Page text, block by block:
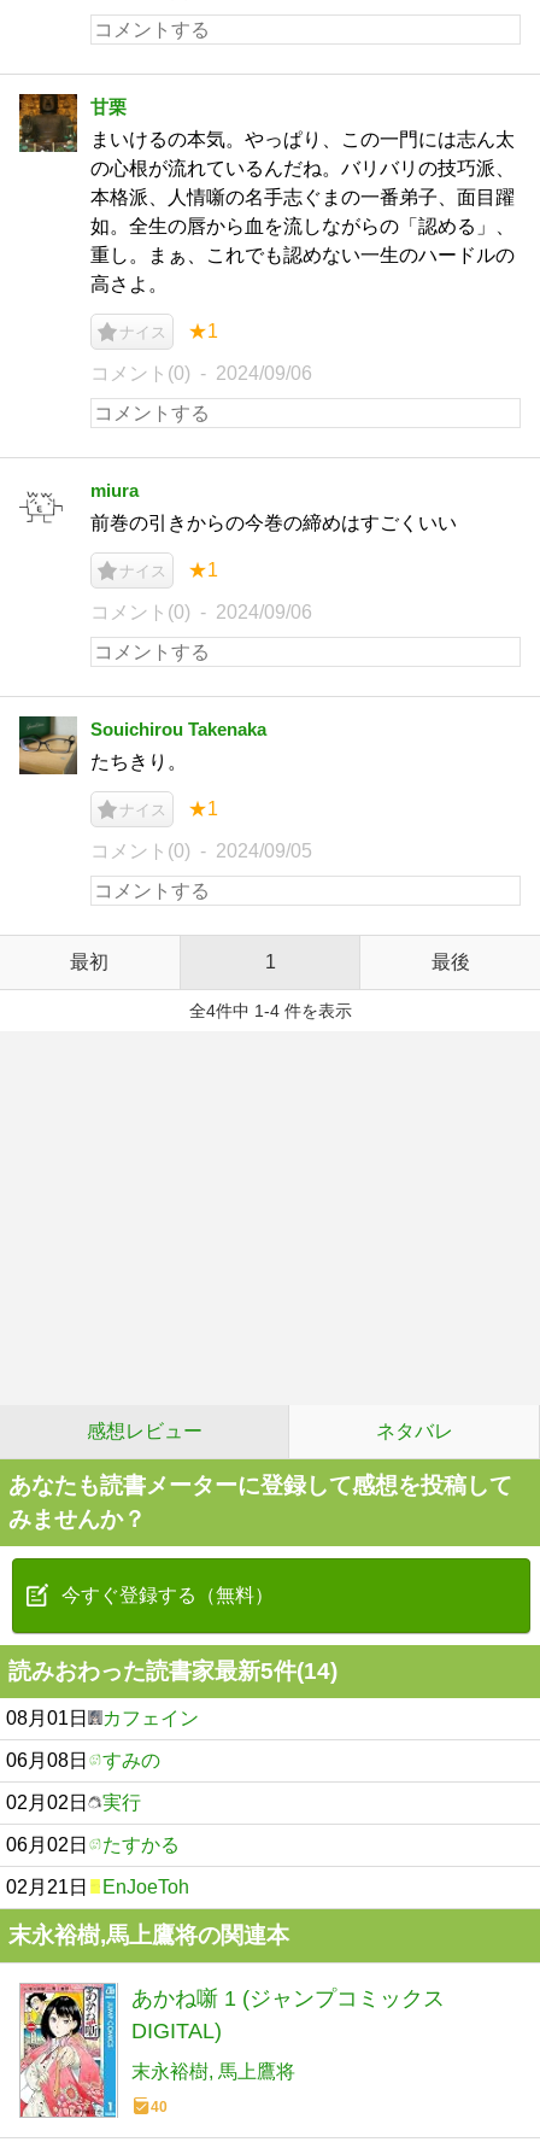
甘栗
まいけるの本気。やっぱり、この一門には志ん太
の心根が流れているんだね。バリバリの技巧派、
本格派、人情噺の名手志ぐまの一番弟子、面目躍
如。全生の唇から血を流しながらの「認める」、
重し。まぁ、これでも認めない一生のハードルの
高さよ。
ナイス ★1
コメント(0) 2024/09/06
miura
前巻の引きからの今巻の締めはすごくいい
ナイス ★1
コメント(0) 2024/09/06
Souichirou Takenaka
たちきり。
ナイス ★1
コメント(0) 2024/09/05
最初 1 最後
全4件中 1-4 件を表示
感想レビュー ネタバレ
あなたも読書メーターに登録して感想を投稿して
みませんか？
今すぐ登録する（無料）
読みおわった読書家最新5件(14)
08月01日 カフェイン
06月08日 すみの
02月02日 実行
06月02日 たすかる
02月21日 EnJoeToh
末永裕樹,馬上鷹将の関連本
あかね噺 1 (ジャンプコミックス
DIGITAL)
末永裕樹 馬上鷹将
40